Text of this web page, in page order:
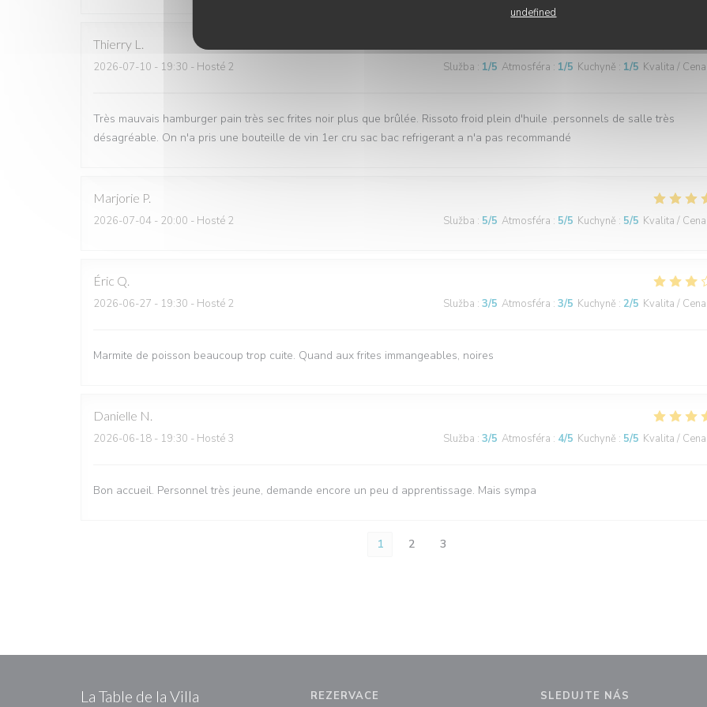
undefined
Thierry L
2026-07-10 - 19:30 - Hosté 2 Služba : 1/5 Atmosféra : 1/5 Kuchyně : 1/5 Kvalita / Cena
Très mauvais hamburger pain très sec frites noir plus que brûlée. Rissoto froid plein d'huile .personnels de salle très
désagréable. On n'a pris une bouteille de vin 1er cru sac bac refrigerant a n'a pas recommandé
Marjorie P
2026-07-04 - 20:00 - Hosté 2 Služba : 5/5 Atmosféra : 5/5 Kuchyně : 5/5 Kvalita / Cena
Éric Q
2026-06-27 - 19:30 - Hosté 2 Služba : 3/5 Atmosféra : 3/5 Kuchyně : 2/5 Kvalita / Cena
Marmite de poisson beaucoup trop cuite. Quand aux frites immangeables, noires
Danielle N
2026-06-18 - 19:30 - Hosté 3 Služba : 3/5 Atmosféra : 4/5 Kuchyně : 5/5 Kvalita / Cena
Bon accueil. Personnel très jeune, demande encore un peu d apprentissage. Mais sympa
1 2 3
La Table de la Villa REZERVACE SLEDUJTE NÁS